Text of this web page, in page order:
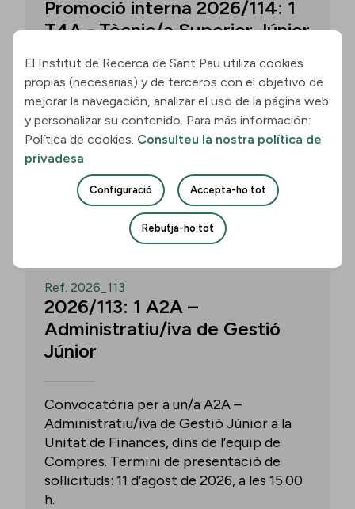
Promoció interna 2026/114: 1
T4A - Tècnic/a Superior Júnior
Convocatòria per a un/a T4A - Tècnic/a
Superior Júnior al grup Neurobiologia de
les Demències - Multilingual Aphasia &
Dementia Research Lab. Termini: 11
d’agost de 2026, 15.00 h.
Uneix-te
Ref. 2026_113
2026/113: 1 A2A –
Administratiu/iva de Gestió
Júnior
Convocatòria per a un/a A2A –
Administratiu/iva de Gestió Júnior a la
Unitat de Finances, dins de l’equip de
Compres. Termini de presentació de
sol·licituds: 11 d’agost de 2026, a les 15.00
h.
El Institut de Recerca de Sant Pau utiliza cookies
propias (necesarias) y de terceros con el objetivo de
mejorar la navegación, analizar el uso de la página web
y personalizar su contenido. Para más información:
Política de cookies. Consulteu la nostra política de
privadesa
Configuració Accepta-ho tot
Rebutja-ho tot